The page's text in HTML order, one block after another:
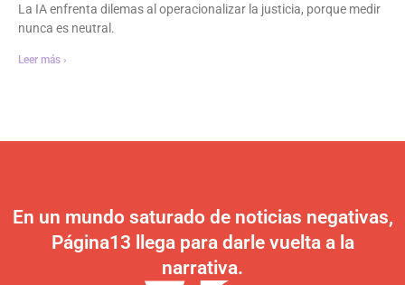
La IA enfrenta dilemas al operacionalizar la justicia, porque medir
nunca es neutral.
Leer más ›
En un mundo saturado de noticias negativas,
Página13 llega para darle vuelta a la
narrativa.